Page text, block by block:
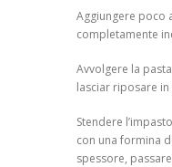
Aggiungere poco
completamente
Avvolgere la
lasciar riposare
Stendere
con una formina
spessore,